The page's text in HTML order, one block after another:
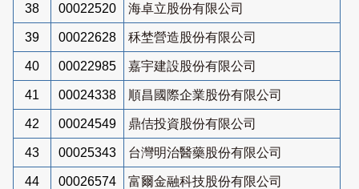
38 00022520 海卓立股份有限公司
39 00022628 秝埜營造股份有限公司
40 00022985 嘉宇建設股份有限公司
41 00024338 順昌國際企業股份有限公司
42 00024549 鼎佶投資股份有限公司
43 00025343 台灣明治醫藥股份有限公司
44 00026574 富爾金融科技股份有限公司